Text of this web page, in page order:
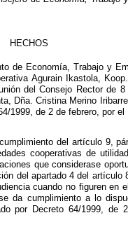
HECHOS
de Economía, Trabajo y
Agurain Ikastola,
del Consejo Rector de
Dña. Cristina Merino
de 2 de febrero, por
del artículo 9,
cooperativas de
que considerase
del apartado 4 del
cuando no figuren
da cumplimiento a lo
por Decreto 64/1999,